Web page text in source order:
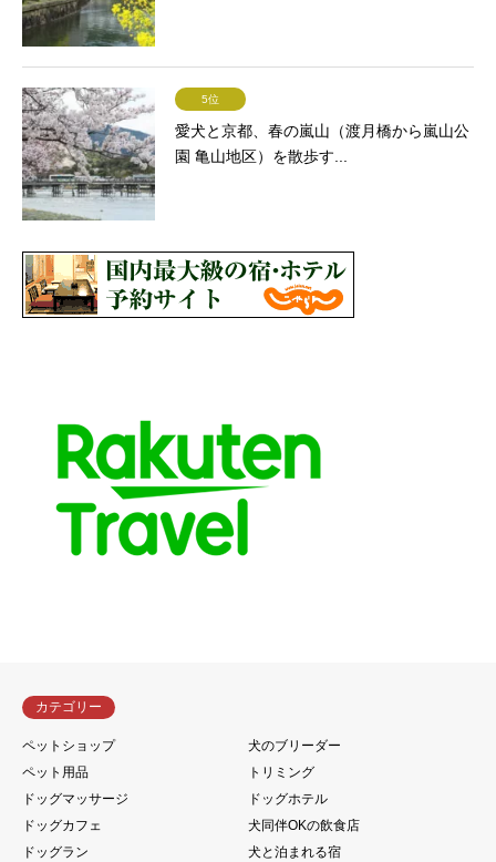
5位
愛犬と京都、春の嵐山（渡月橋から嵐山公
園 亀山地区）を散歩す...
カテゴリー
ペットショップ
犬のブリーダー
ペット用品
トリミング
ドッグマッサージ
ドッグホテル
ドッグカフェ
犬同伴OKの飲食店
ドッグラン
犬と泊まれる宿